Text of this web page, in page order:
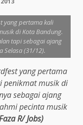
yang pertama kali
di Kota Bandung.
tapi sebagai ajang
Selasa (31/12).
yang pertama
penikmat musik di
sebagai ajang
pecinta musik
R/ Jobs)